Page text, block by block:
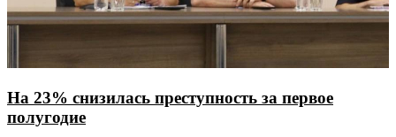
На 23% снизилась преступность за первое
полугодие